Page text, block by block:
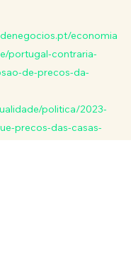
economia
portugal-contraria-
de-precos-da-
politica/2023-
precos-das-casas-